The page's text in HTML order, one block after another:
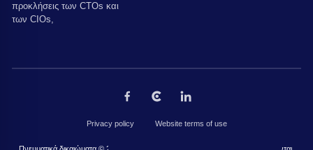
προκλήσεις των CTOs και
των CIOs,
Privacy policy Website terms of use